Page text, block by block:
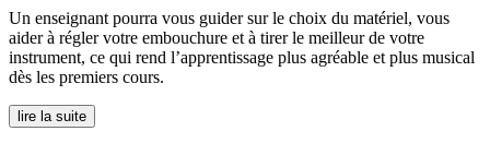
Un enseignant pourra vous guider sur le choix du matériel, vous
aider à régler votre embouchure et à tirer le meilleur de votre
instrument, ce qui rend l’apprentissage plus agréable et plus musical
dès les premiers cours.
lire la suite